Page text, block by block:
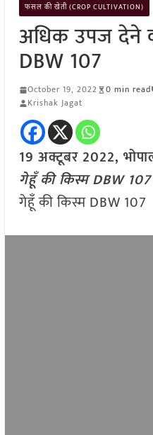
फसल की खेती (CROP CULTIVATION)
अधिक उपज देने
DBW 107
October 19, 2022 0 min read
Krishak Jagat
19 अक्टूबर 2022,
गेहूँ की किस्म DBW 107
गेहूँ की किस्म DBW 107